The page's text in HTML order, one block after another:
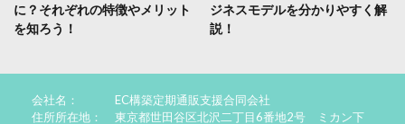
に？それぞれの特徴やメリット
を知ろう！
ジネスモデルを分かりやすく解
説！
会社名：
EC構築定期通販支援合同会社
住所所在地：
東京都世田谷区北沢二丁目6番地2号 ミカン下